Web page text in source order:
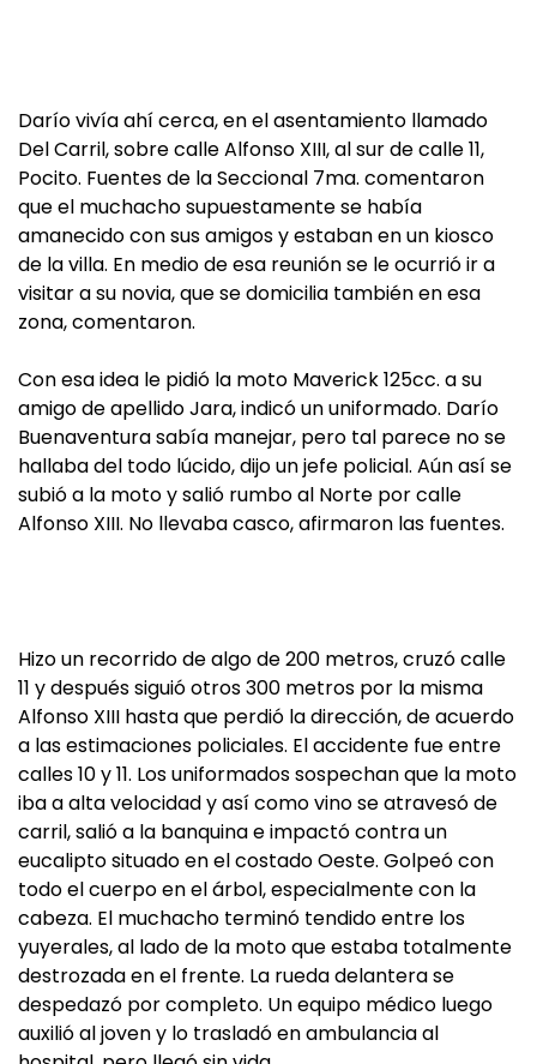
Darío vivía ahí cerca, en el asentamiento llamado
Del Carril, sobre calle Alfonso XIII, al sur de calle 11,
Pocito. Fuentes de la Seccional 7ma. comentaron
que el muchacho supuestamente se había
amanecido con sus amigos y estaban en un kiosco
de la villa. En medio de esa reunión se le ocurrió ir a
visitar a su novia, que se domicilia también en esa
zona, comentaron.
Con esa idea le pidió la moto Maverick 125cc. a su
amigo de apellido Jara, indicó un uniformado. Darío
Buenaventura sabía manejar, pero tal parece no se
hallaba del todo lúcido, dijo un jefe policial. Aún así se
subió a la moto y salió rumbo al Norte por calle
Alfonso XIII. No llevaba casco, afirmaron las fuentes.
Hizo un recorrido de algo de 200 metros, cruzó calle
11 y después siguió otros 300 metros por la misma
Alfonso XIII hasta que perdió la dirección, de acuerdo
a las estimaciones policiales. El accidente fue entre
calles 10 y 11. Los uniformados sospechan que la moto
iba a alta velocidad y así como vino se atravesó de
carril, salió a la banquina e impactó contra un
eucalipto situado en el costado Oeste. Golpeó con
todo el cuerpo en el árbol, especialmente con la
cabeza. El muchacho terminó tendido entre los
yuyerales, al lado de la moto que estaba totalmente
destrozada en el frente. La rueda delantera se
despedazó por completo. Un equipo médico luego
auxilió al joven y lo trasladó en ambulancia al